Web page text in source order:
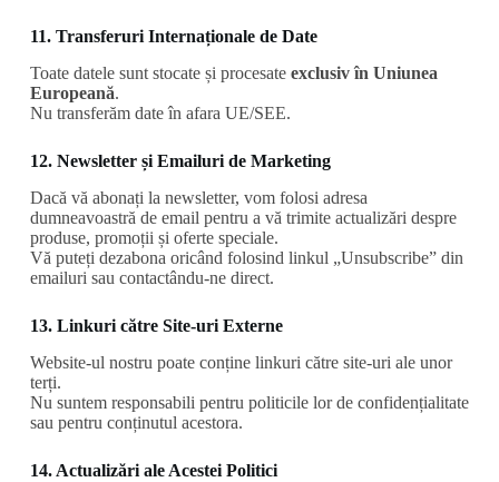
11. Transferuri Internaționale de Date
Toate datele sunt stocate și procesate exclusiv în Uniunea
Europeană.
Nu transferăm date în afara UE/SEE.
12. Newsletter și Emailuri de Marketing
Dacă vă abonați la newsletter, vom folosi adresa
dumneavoastră de email pentru a vă trimite actualizări despre
produse, promoții și oferte speciale.
Vă puteți dezabona oricând folosind linkul „Unsubscribe” din
emailuri sau contactându-ne direct.
13. Linkuri către Site-uri Externe
Website-ul nostru poate conține linkuri către site-uri ale unor
terți.
Nu suntem responsabili pentru politicile lor de confidențialitate
sau pentru conținutul acestora.
14. Actualizări ale Acestei Politici